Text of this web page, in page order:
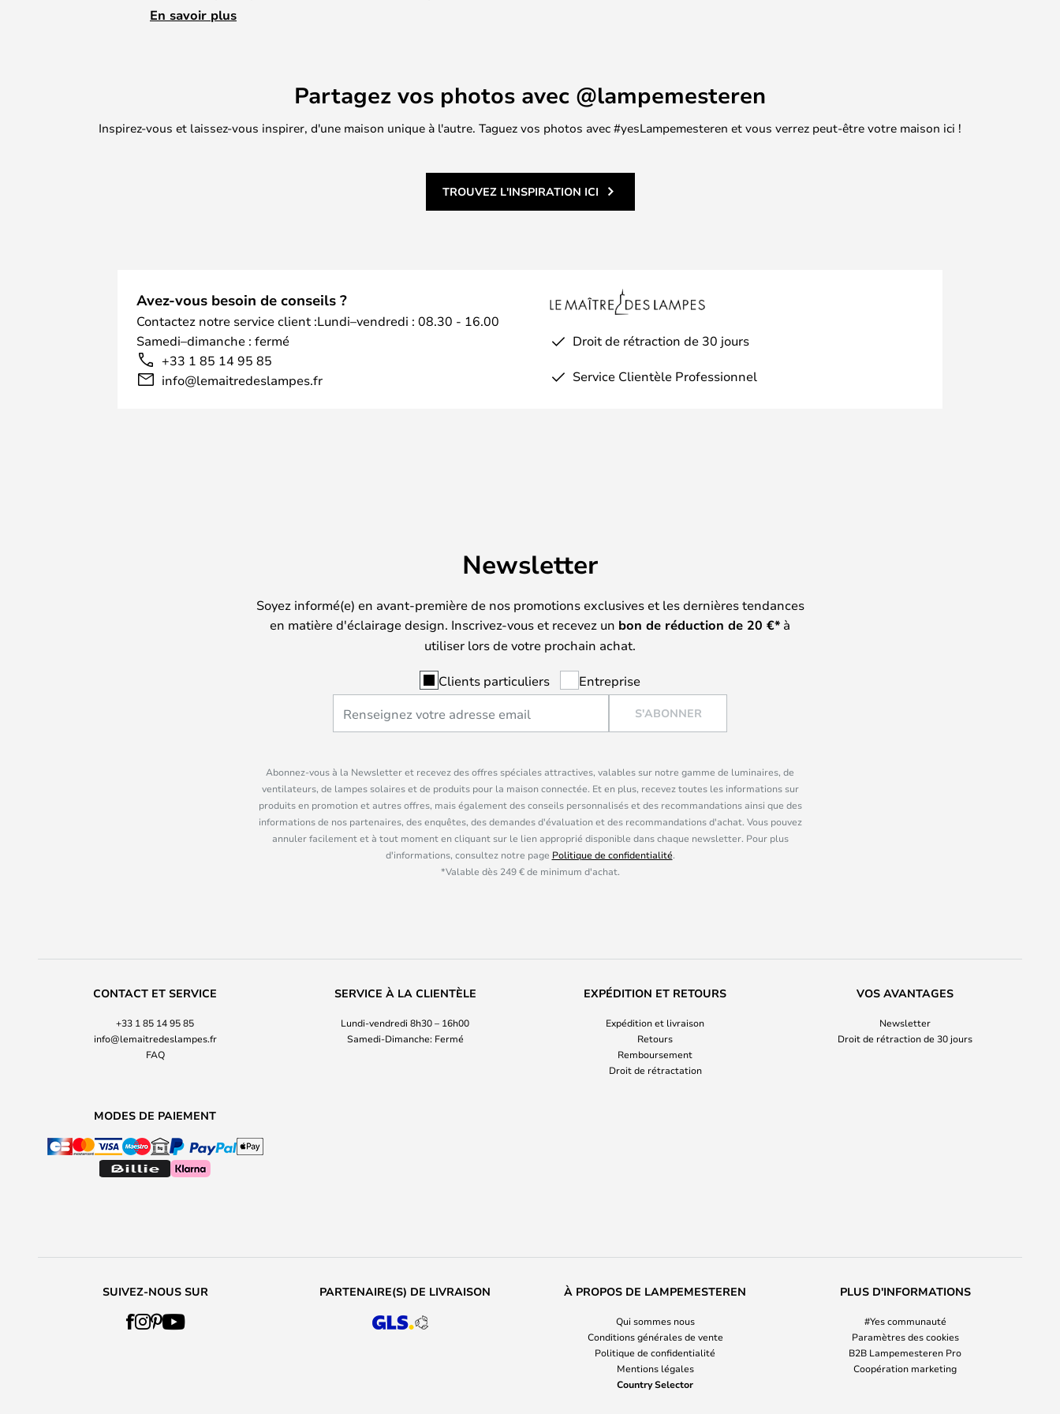
pas à contacter notre service client par téléphone ou e-mail, si vous
En savoir plus
Partagez vos photos avec @lampemesteren
Inspirez-vous et laissez-vous inspirer, d'une maison unique à l'autre. Taguez vos photos avec #yesLampemesteren et vous verrez peut-être votre maison ici !
TROUVEZ L'INSPIRATION ICI
Avez-vous besoin de conseils ?
Contactez notre service client :Lundi–vendredi : 08.30 - 16.00
Samedi–dimanche : fermé
+33 1 85 14 95 85
info@lemaitredeslampes.fr
Droit de rétraction de 30 jours
Service Clientèle Professionnel
Newsletter
Soyez informé(e) en avant-première de nos promotions exclusives et les dernières tendances
en matière d'éclairage design. Inscrivez-vous et recevez un bon de réduction de 20 €* à
utiliser lors de votre prochain achat.
Clients particuliers Entreprise
S'ABONNER
Abonnez-vous à la Newsletter et recevez des offres spéciales attractives, valables sur notre gamme de luminaires, de
ventilateurs, de lampes solaires et de produits pour la maison connectée. Et en plus, recevez toutes les informations sur
produits en promotion et autres offres, mais également des conseils personnalisés et des recommandations ainsi que des
informations de nos partenaires, des enquêtes, des demandes d'évaluation et des recommandations d'achat. Vous pouvez
annuler facilement et à tout moment en cliquant sur le lien approprié disponible dans chaque newsletter. Pour plus
d'informations, consultez notre page Politique de confidentialité.
*Valable dès 249 € de minimum d'achat.
CONTACT ET SERVICE
+33 1 85 14 95 85
info@lemaitredeslampes.fr
FAQ
SERVICE À LA CLIENTÈLE
Lundi-vendredi 8h30 – 16h00
Samedi-Dimanche: Fermé
EXPÉDITION ET RETOURS
Expédition et livraison
Retours
Remboursement
Droit de rétractation
VOS AVANTAGES
Newsletter
Droit de rétraction de 30 jours
MODES DE PAIEMENT
SUIVEZ-NOUS SUR PARTENAIRE(S) DE LIVRAISON À PROPOS DE LAMPEMESTEREN
Qui sommes nous
Conditions générales de vente
Politique de confidentialité
Mentions légales
Country Selector
PLUS D'INFORMATIONS
#Yes communauté
Paramètres des cookies
B2B Lampemesteren Pro
Coopération marketing